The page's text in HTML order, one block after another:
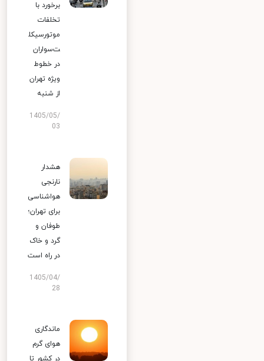
برخورد با
تخلفات
موتورسیکل
ت‌سواران
در خطوط
ویژه تهران
از شنبه
1405/05/
03
هشدار
نارنجی
هواشناسی
برای تهران؛
طوفان و
گرد و خاک
در راه است
1405/04/
28
ماندگاری
هوای گرم
در کشور تا